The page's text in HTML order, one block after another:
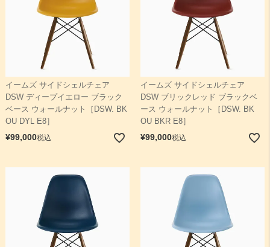
イームズ サイドシェルチェア
DSW ディープイエロー ブラック
ベース ウォールナット［DSW. BK
OU DYL E8］
¥99,000税込
イームズ サイドシェルチェア
DSW ブリックレッド ブラックベ
ース ウォールナット［DSW. BK
OU BKR E8］
¥99,000税込